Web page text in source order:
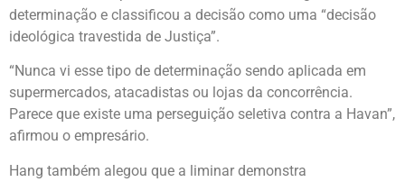
determinação e classificou a decisão como uma “decisão
ideológica travestida de Justiça”.
“Nunca vi esse tipo de determinação sendo aplicada em
supermercados, atacadistas ou lojas da concorrência.
Parece que existe uma perseguição seletiva contra a Havan”,
afirmou o empresário.
Hang também alegou que a liminar demonstra